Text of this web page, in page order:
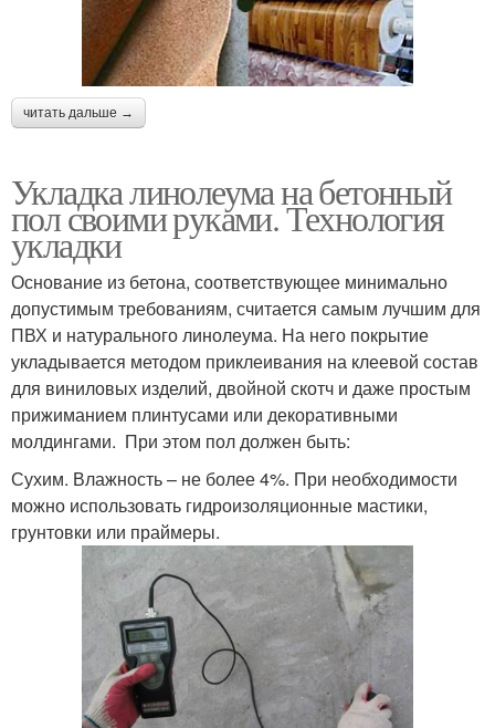
читать дальше →
Укладка линолеума на бетонный
пол своими руками. Технология
укладки
Основание из бетона, соответствующее минимально
допустимым требованиям, считается самым лучшим для
ПВХ и натурального линолеума. На него покрытие
укладывается методом приклеивания на клеевой состав
для виниловых изделий, двойной скотч и даже простым
прижиманием плинтусами или декоративными
молдингами. При этом пол должен быть:
Сухим. Влажность – не более 4%. При необходимости
можно использовать гидроизоляционные мастики,
грунтовки или праймеры.